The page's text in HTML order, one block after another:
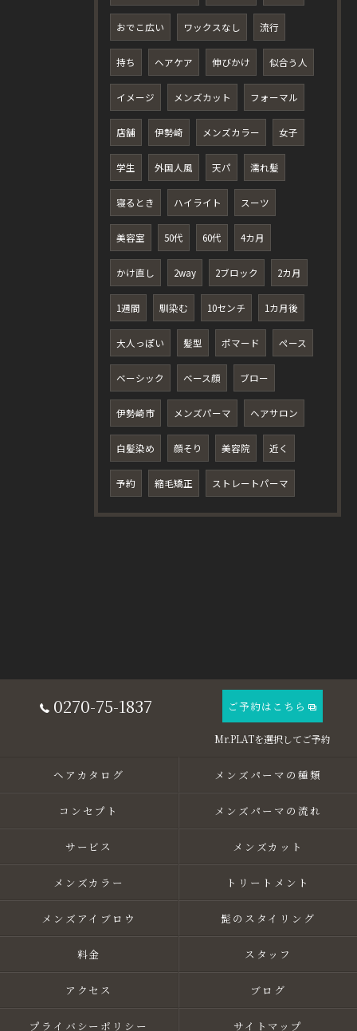
おでこ広い ワックスなし 流行
持ち ヘアケア 伸びかけ 似合う人
イメージ メンズカット フォーマル
店舗 伊勢崎 メンズカラー 女子
学生 外国人風 天パ 濡れ髪
寝るとき ハイライト スーツ
美容室 50代 60代 4カ月
かけ直し 2way 2ブロック 2カ月
1週間 馴染む 10センチ 1カ月後
大人っぽい 髪型 ポマード ペース
ベーシック ベース顔 ブロー
伊勢崎市 メンズパーマ ヘアサロン
白髪染め 顔そり 美容院 近く
予約 縮毛矯正 ストレートパーマ
0270-75-1837 ご予約はこちら
ヘアカタログ メンズパーマの種類
コンセプト メンズパーマの流れ
サービス メンズカット
メンズカラー トリートメント
メンズアイブロウ 髭のスタイリング
料金 スタッフ
アクセス ブログ
プライバシーポリシー サイトマップ